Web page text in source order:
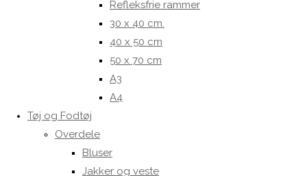
Refleksfrie rammer
30 x 40 cm.
40 x 50 cm
50 x 70 cm
A3
A4
Tøj og Fodtøj
Overdele
Bluser
Jakker og veste